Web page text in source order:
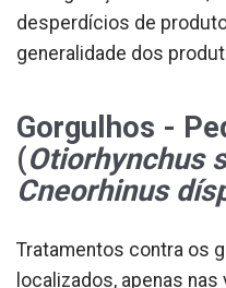
desperdícios de
generalidade dos
Gorgulhos -
(Otiorhynchus
Cneorhinus
Tratamentos contra os
localizados, apenas